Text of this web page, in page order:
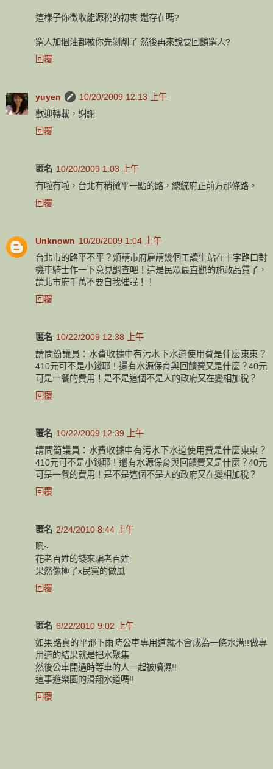
這樣子你徵收能源稅的初衷 還存在嗎?
窮人加個油都被你先剝削了 然後再來說要回饋窮人?
回覆
yuyen
10/20/2009 12:13 上午
歡迎轉載，謝謝
回覆
匿名 10/20/2009 1:03 上午
有啦有啦，台北有稍微平一點的路，總統府正前方那條路。
回覆
Unknown 10/20/2009 1:04 上午
台北市的路平不平？煩請市府雇請幾個工讀生站在十字路口對
機車騎士作一下意見調查吧！這是民眾最直觀的施政品質了，
請北市府千萬不要自我催眠！！
回覆
匿名 10/22/2009 12:38 上午
請問簡議員：水費收據中有污水下水道使用費是什麼東東？
410元可不是小錢耶！還有水源保育與回饋費又是什麼？40元
可是一餐的費用！是不是這個不是人的政府又在變相加稅？
回覆
匿名 10/22/2009 12:39 上午
請問簡議員：水費收據中有污水下水道使用費是什麼東東？
410元可不是小錢耶！還有水源保育與回饋費又是什麼？40元
可是一餐的費用！是不是這個不是人的政府又在變相加稅？
回覆
匿名 2/24/2010 8:44 上午
嗯~
花老百姓的錢來騙老百姓
果然像極了x民黨的做風
回覆
匿名 6/22/2010 9:02 上午
如果路真的平那下雨時公車專用道就不會成為一條水溝!!做專
用道的結果就是把水聚集
然後公車開過時等車的人一起被噴濕!!
這事遊樂園的滑翔水道嗎!!
回覆